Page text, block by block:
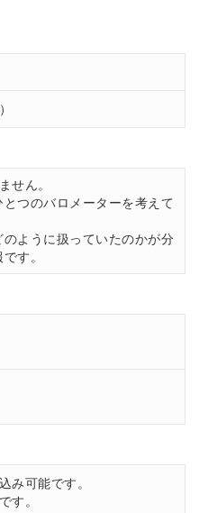
せん。
つのバロメーターを考えて
ように扱っていたのかが分
す。
み可能です。
す。